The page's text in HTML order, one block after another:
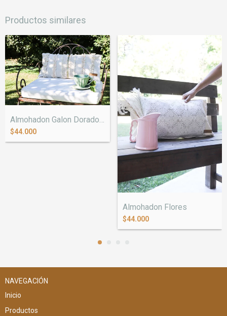
Productos similares
Almohadon Galon Dorado y Pompones
$44.000
Almohadon Flores
$44.000
NAVEGACIÓN
Inicio
Productos